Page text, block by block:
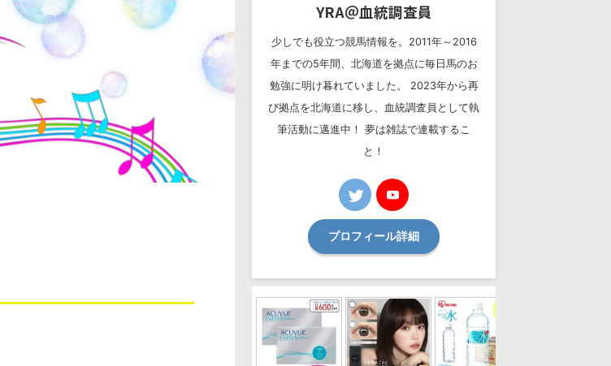
YRA＠血統調査員
少しでも役立つ競馬情報を。2011年～2016
年までの5年間、北海道を拠点に毎日馬のお
勉強に明け暮れていました。 2023年から再
び拠点を北海道に移し、血統調査員として執
筆活動に邁進中！ 夢は雑誌で連載するこ
と！
プロフィール詳細